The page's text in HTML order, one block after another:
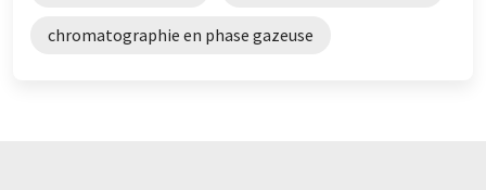
chromatographie en phase gazeuse